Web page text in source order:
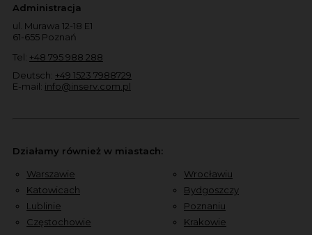
Administracja
ul. Murawa 12-18 E1
61-655 Poznań
Tel: +48 795 988 288
Deutsch: +49 1523 7988729
E-mail: info@inserv.com.pl
Działamy również w miastach:
Warszawie
Katowicach
Lublinie
Częstochowie
Wrocławiu
Bydgoszczy
Poznaniu
Krakowie